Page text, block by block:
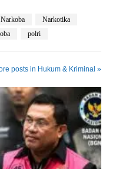
Narkoba
Narkotika
polri
posts in Hukum & Kriminal »